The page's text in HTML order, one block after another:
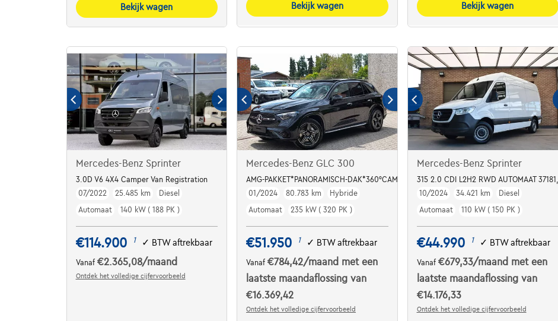
Bekijk wagen
Bekijk wagen
Bekijk wagen
Mercedes-Benz Sprinter
3.0D V6 4X4 Camper Van Registration
07/2022
25.485 km
Diesel
Automaat
140 kW ( 188 PK )
€114.900 1 ✓ BTW aftrekbaar
Vanaf €2.365,08/maand
Ontdek het volledige cijfervoorbeeld
Mercedes-Benz GLC 300
AMG-PAKKET*PANORAMISCH-
01/2024
80.783 km
Hybride
Automaat
235 kW ( 320 PK )
€51.950 1 ✓ BTW aftrekbaar
Vanaf€784,42/maand met een
laatste maandaflossing van
€16.369,42
Ontdek het volledige cijfervoorbeeld
Mercedes-Benz Sprinter
315 2.0 CDI L2H2 RWD AUTOMAAT
10/2024
34.421 km
Diesel
Automaat
110 kW ( 150 PK )
€44.990 1 ✓ BTW aftrekbaar
Vanaf €679,33/maand met een
laatste maandaflossing van
€14.176,33
Ontdek het volledige cijfervoorbeeld